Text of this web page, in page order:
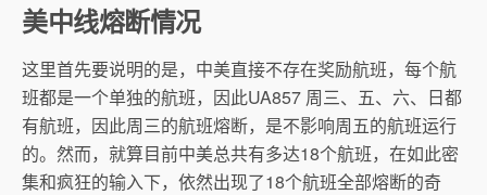
美中线熔断情况
这里首先要说明的是，中美直接不存在奖励航班，每个航
班都是一个单独的航班，因此UA857 周三、五、六、日都
有航班，因此周三的航班熔断，是不影响周五的航班运行
的。然而，就算目前中美总共有多达18个航班，在如此密
集和疯狂的输入下，依然出现了18个航班全部熔断的奇